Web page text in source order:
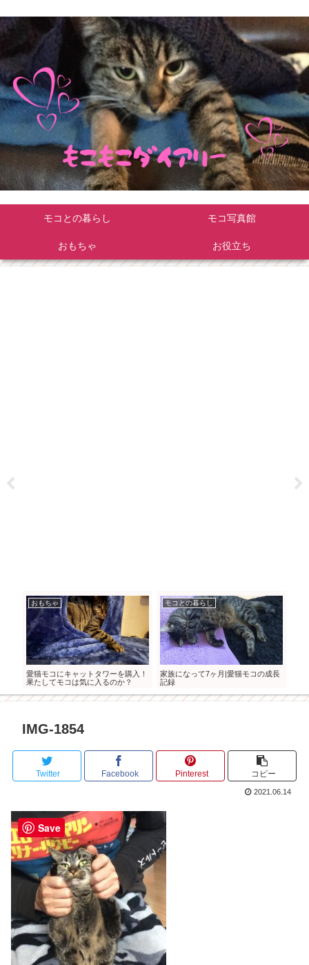
モコとの暮らし モコ写真館
おもちゃ お役立ち
おもちゃ
愛猫モコにキャットタワーを購入！
果たしてモコは気に入るのか？
モコとの暮らし
家族になって7ヶ月|愛猫モコの成長
記録
IMG-1854
Twitter Facebook Pinterest コピー
2021.06.14
Save